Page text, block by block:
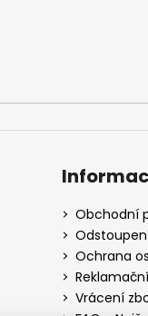
Obchodní
Ochrana
Vrácení